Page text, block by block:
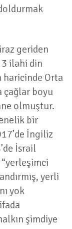
geriden
ilahi din
haricinde Orta
çağlar boyu
olmuştur.
bir
İngiliz
İsrail
yerli
yok
şimdiye